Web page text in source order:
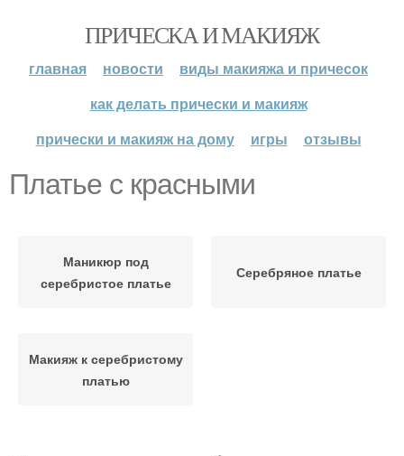
ПРИЧЕСКА И МАКИЯЖ
главная новости
виды макияжа и причесок
как делать прически и макияж
прически и макияж на дому
игры отзывы
Платье с красными
Маникюр под
серебристое платье
Серебряное платье
Макияж к серебристому
платью